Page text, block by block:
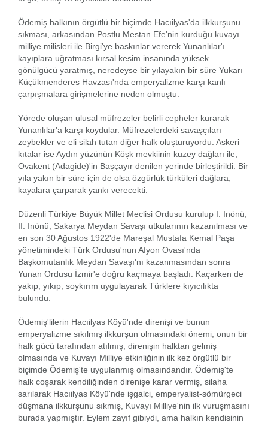
Ödemiş halkının örgütlü bir biçimde Hacıilyas'da ilkkurşunu
sıkması, arkasından Postlu Mestan Efe'nin kurduğu kuvayı
milliye milisleri ile Birgi'ye baskınlar vererek Yunanlılar'ı
kayıplara uğratması kırsal kesim insanında yüksek
gönülgücü yaratmış, neredeyse bir yılayakın bir süre Yukarı
Küçükmenderes Havzası'nda emperyalizme karşı kanlı
çarpışmalara girişmelerine neden olmuştu.
Yörede oluşan ulusal müfrezeler belirli cepheler kurarak
Yunanlılar'a karşı koydular. Müfrezelerdeki savaşçıları
zeybekler ve eli silah tutan diğer halk oluşturuyordu. Askeri
kıtalar ise Aydın yüzünün Köşk mevkiinin kuzey dağları ile,
Ovakent (Adagide)'in Başçayır denilen yerinde birleştirildi. Bir
yıla yakın bir süre için de olsa özgürlük türküleri dağlara,
kayalara çarparak yankı verecekti.
Düzenli Türkiye Büyük Millet Meclisi Ordusu kurulup I. Inönü,
II. Inönü, Sakarya Meydan Savaşı utkularının kazanılması ve
en son 30 Ağustos 1922'de Mareşal Mustafa Kemal Paşa
yönetimindeki Türk Ordusu'nun Afyon Ovası'nda
Başkomutanlık Meydan Savaşı'nı kazanmasından sonra
Yunan Ordusu İzmir'e doğru kaçmaya başladı. Kaçarken de
yakıp, yıkıp, soykırım uygulayarak Türklere kıyıcılıkta
bulundu.
Ödemiş'lilerin Hacıilyas Köyü'nde direnişi ve bunun
emperyalizme sıkılmış ilkkurşun olmasındaki önemi, onun bir
halk gücü tarafından atılmış, direnişin halktan gelmiş
olmasında ve Kuvayı Milliye etkinliğinin ilk kez örgütlü bir
biçimde Ödemiş'te uygulanmış olmasındandır. Ödemiş'te
halk coşarak kendiliğinden direnişe karar vermiş, silaha
sarılarak Hacıilyas Köyü'nde işgalci, emperyalist-sömürgeci
düşmana ilkkurşunu sıkmış, Kuvayı Milliye'nin ilk vuruşmasını
burada yapmıştır. Eylem zayıf gibiydi, ama halkın kendisinin